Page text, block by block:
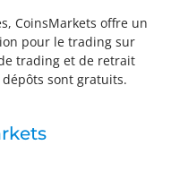
CoinsMarkets offre un
pour le trading sur
trading et de retrait
sont gratuits.